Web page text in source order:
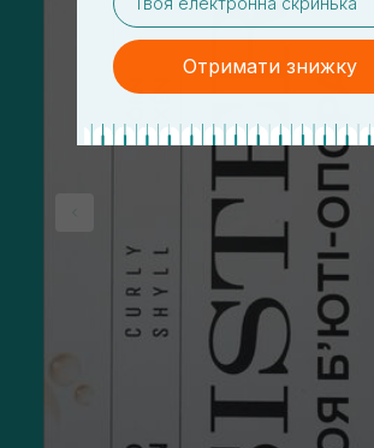
Отримати знижку